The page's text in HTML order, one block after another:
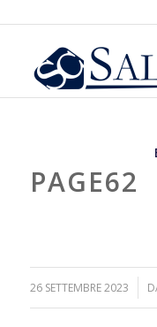
PAGE62
26 SETTEMBRE 2023
/